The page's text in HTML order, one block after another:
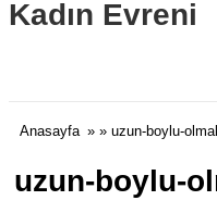
Kadın Evreni
Anasayfa » » uzun-boylu-
uzun-boylu-